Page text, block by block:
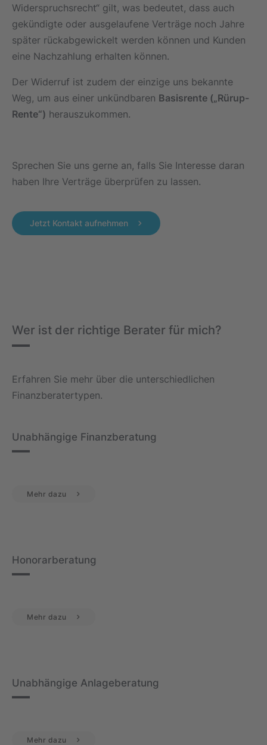
Widerspruchsrecht“ gilt, was bedeutet, dass auch
gekündigte oder ausgelaufene Verträge noch Jahre
später rückabgewickelt werden können und Kunden
eine Nachzahlung erhalten können.
Der Widerruf ist zudem der einzige uns bekannte
Weg, um aus einer unkündbaren Basisrente („Rürup-
Rente“) herauszukommen.
Sprechen Sie uns gerne an, falls Sie Interesse daran
haben Ihre Verträge überprüfen zu lassen.
Jetzt Kontakt aufnehmen
Wer ist der richtige Berater für mich?
Erfahren Sie mehr über die unterschiedlichen
Finanzberatertypen.
Unabhängige Finanzberatung
Mehr dazu
Honorarberatung
Mehr dazu
Unabhängige Anlageberatung
Mehr dazu